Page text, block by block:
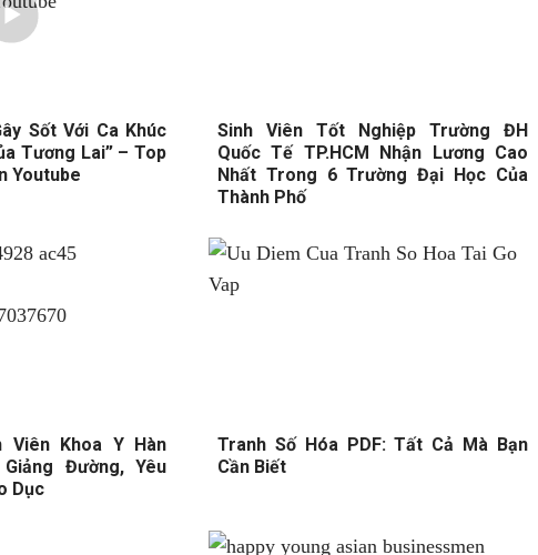
Sốt Với Ca Khúc
Tương Lai” – Top
Youtube
Sinh Viên Tốt Nghiệp Trường ĐH
Quốc Tế TP.HCM Nhận Lương Cao
Nhất Trong 6 Trường Đại Học Của
Thành Phố
Viên Khoa Y Hàn
Đường, Yêu
Dục
Tranh Số Hóa PDF: Tất Cả Mà Bạn
Cần Biết